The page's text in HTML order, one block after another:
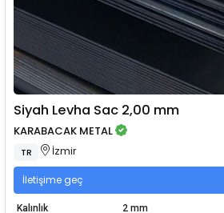
Siyah Levha Sac 2,00 mm
KARABACAK METAL
TR İzmir
İletişime geç
Kalınlık
2 mm